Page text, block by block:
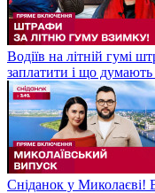
Водіїв на літній гумі
заплатити і що думають
Сніданок у Миколаєві!